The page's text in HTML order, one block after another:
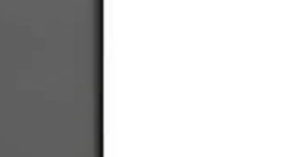
kullanım kolaylığı sağlar.